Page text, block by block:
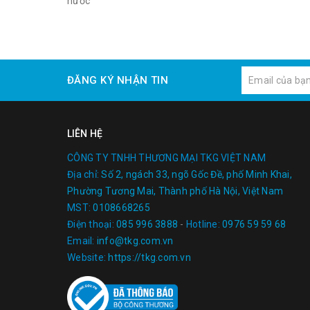
ĐĂNG KÝ NHẬN TIN
LIÊN HỆ
CÔNG TY TNHH THƯƠNG MẠI TKG VIỆT NAM
Địa chỉ: Số 2, ngách 33, ngõ Gốc Đề, phố Minh Khai,
Phường Tương Mai, Thành phố Hà Nội, Việt Nam
MST: 0108668265
Điện thoại: 085 996 3888 - Hotline: 0976 59 59 68
Email: info@tkg.com.vn
Website: https://tkg.com.vn